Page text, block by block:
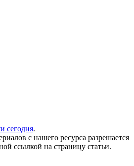
сегодня.
с нашего ресурса разрешается
ссылкой на страницу статьи.